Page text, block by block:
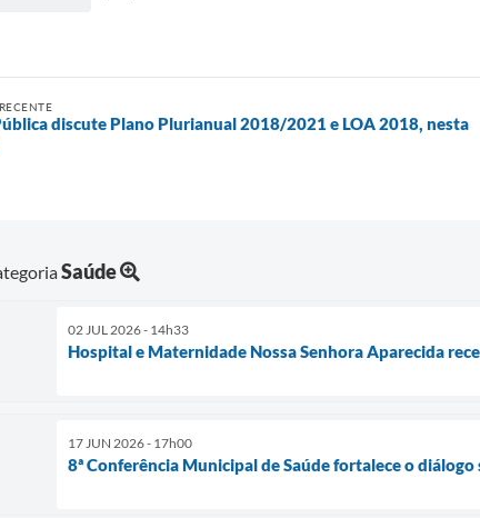
discute Plano Plurianual 2018/2021 e LOA 2018, nesta
Saúde
02 JUL 2026 - 14h33
Hospital e Maternidade Nossa Senhora Aparecida
17 JUN 2026 - 17h00
8ª Conferência Municipal de Saúde fortalece o